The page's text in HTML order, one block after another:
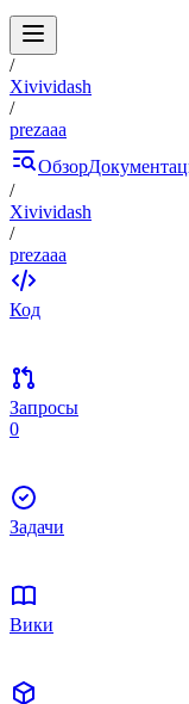
/
Xivividash
/
prezaaa
Обзор
/
Xivividash
/
prezaaa
Код
Запросы
0
Задачи
Вики